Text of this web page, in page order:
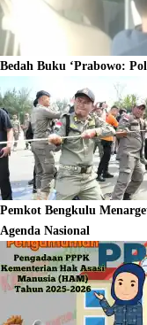
Bedah Buku ‘Prabowo:
Pemkot Bengkulu
Agenda Nasional